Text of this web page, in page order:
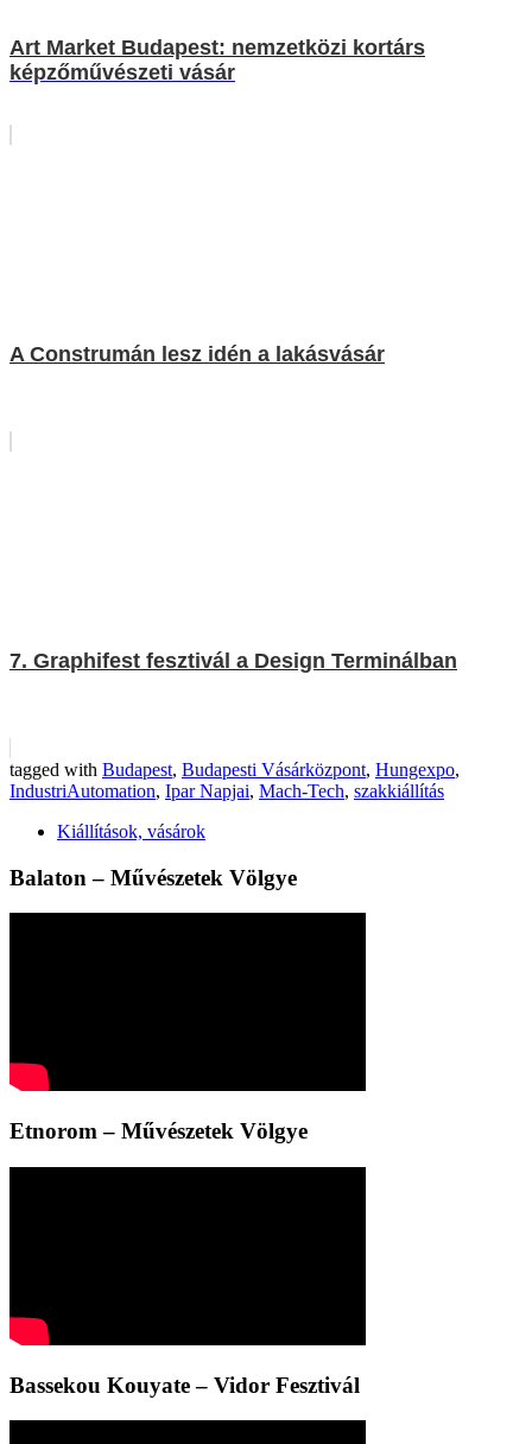
Art Market Budapest: nemzetközi kortárs
képzőművészeti vásár
A Construmán lesz idén a lakásvásár
7. Graphifest fesztivál a Design Terminálban
tagged with Budapest, Budapesti Vásárközpont, Hungexpo,
IndustriAutomation, Ipar Napjai, Mach-Tech, szakkiállítás
Kiállítások, vásárok
Balaton – Művészetek Völgye
Etnorom – Művészetek Völgye
Bassekou Kouyate – Vidor Fesztivál